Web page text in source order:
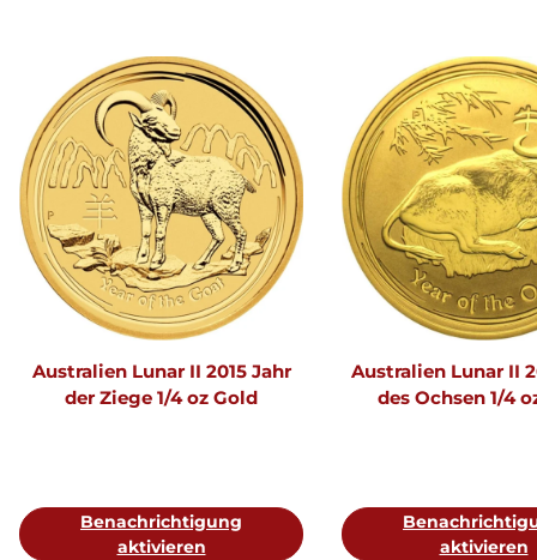
Australien Lunar II 2015 Jahr
der Ziege 1/4 oz Gold
Benachrichtigung
aktivieren
Australien Lunar II
des Ochsen 1/4
aktivieren